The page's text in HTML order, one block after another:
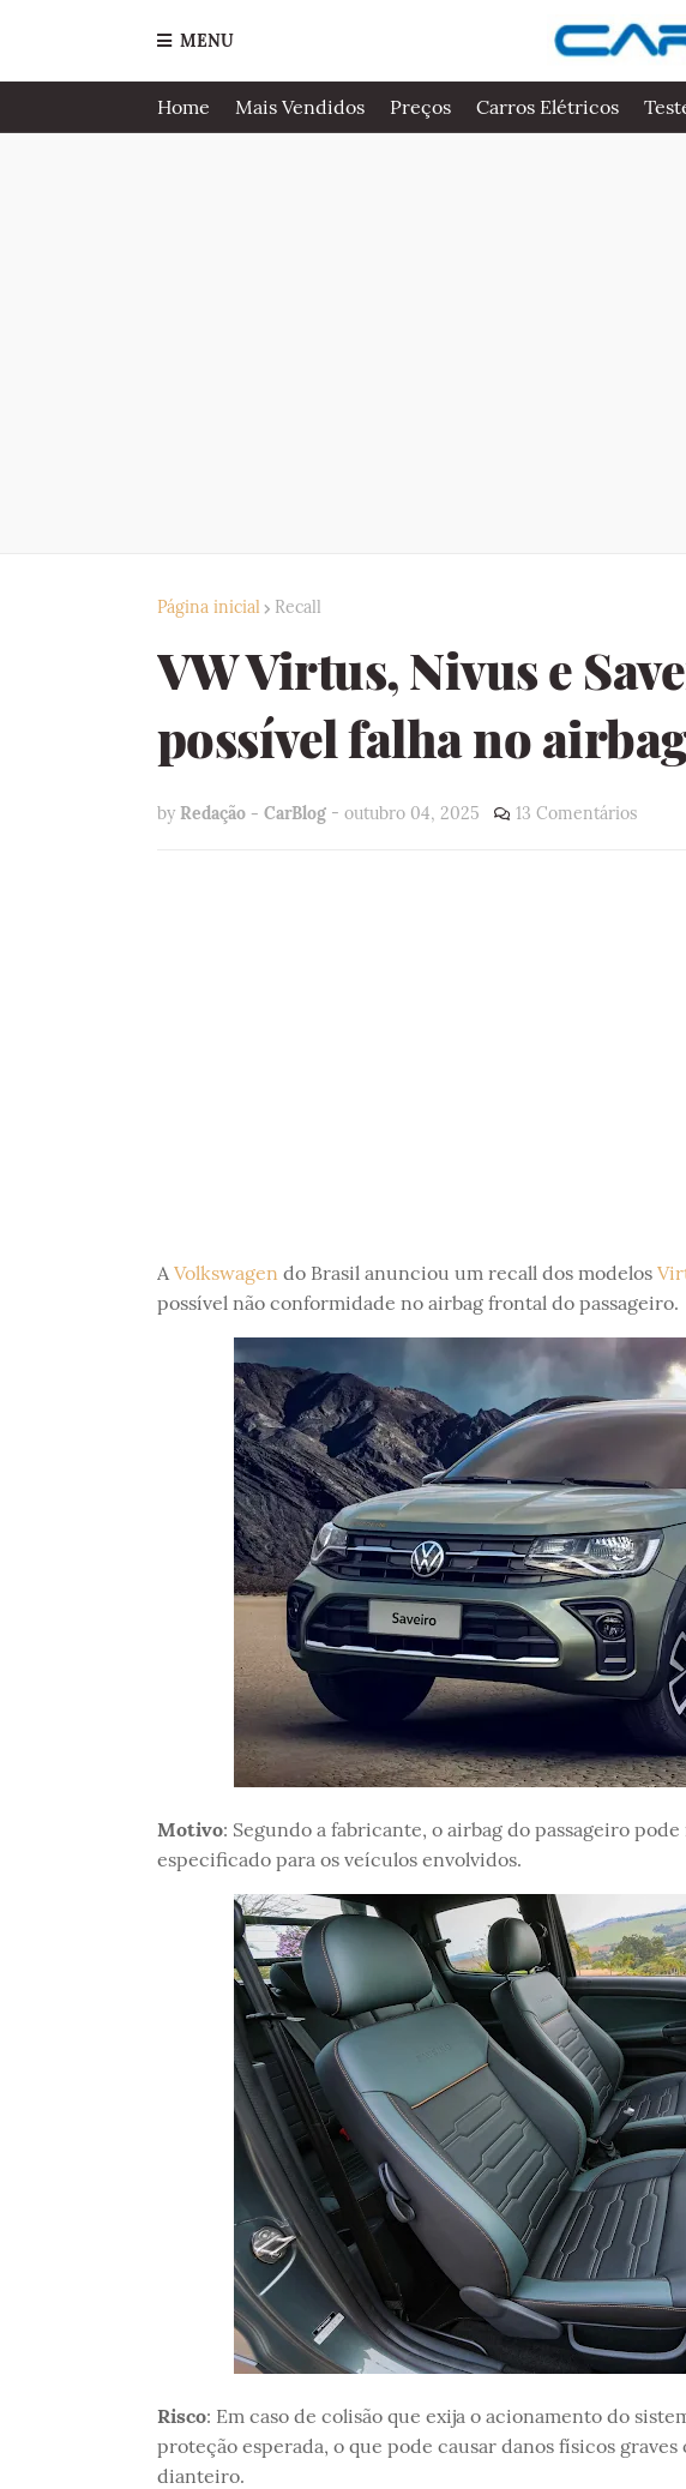
MENU
Home Mais Vendidos Preços Carros Elétricos
Página inicial Recall
VW Virtus, Nivus e
possível falha no
by Redação - CarBlog - outubro 04, 2025 13 Comentários
A Volkswagen do Brasil anunciou um recall dos modelos
possível não conformidade no airbag frontal do passageiro.
Motivo: Segundo a fabricante, o airbag do passageiro
especificado para os veículos envolvidos.
Risco: Em caso de colisão que exija o acionamento do
proteção esperada, o que pode causar danos físicos
dianteiro.